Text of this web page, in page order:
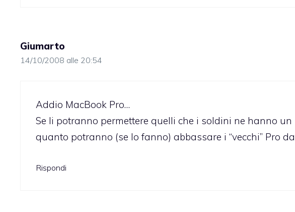
Giumarto
14/10/2008 alle 20:54
Addio MacBook Pro…
Se li potranno permettere quelli che i soldini ne hanno
quanto potranno (se lo fanno) abbassare i “vecchi” Pro da
Rispondi